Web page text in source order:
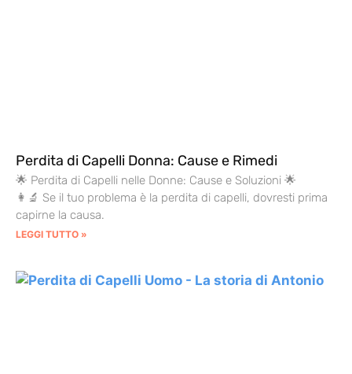
Perdita di Capelli Donna: Cause e Rimedi
🌟 Perdita di Capelli nelle Donne: Cause e Soluzioni 🌟
👩‍🔬 Se il tuo problema è la perdita di capelli, dovresti prima
capirne la causa.
LEGGI TUTTO »